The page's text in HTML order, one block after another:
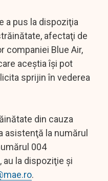
a pus la dispoziţia
afectaţi de
companiei Blue Air,
aceştia îşi pot
sprijin în vederea
din cauza
asistenţă la numărul
004
au la dispoziţie şi
.